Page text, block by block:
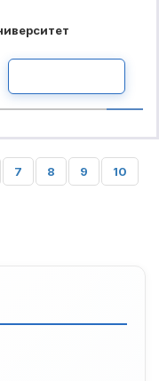
7 8 9
10